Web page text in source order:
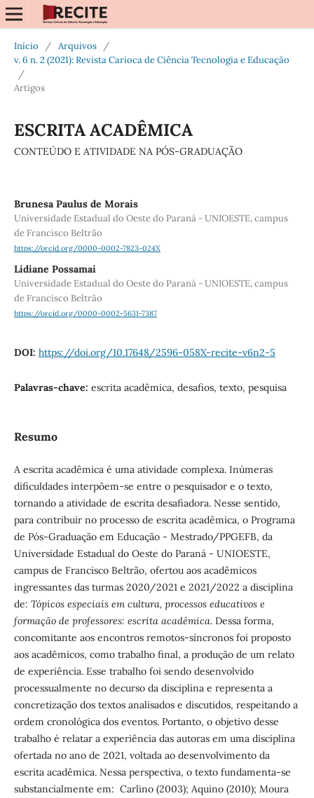
Início / Arquivos
/
v. 6 n. 2 (2021): Revista Carioca de Ciência Tecnologia e Educação
/
Artigos
ESCRITA ACADÊMICA
CONTEÚDO E ATIVIDADE NA PÓS-GRADUAÇÃO
Brunesa Paulus de Morais
Universidade Estadual do Oeste do Paraná - UNIOESTE, campus
de Francisco Beltrão
https://orcid.org/0000-0002-7823-024X
Lidiane Possamai
Universidade Estadual do Oeste do Paraná - UNIOESTE, campus
de Francisco Beltrão
https://orcid.org/0000-0002-5631-7387
DOI: https://doi.org/10.17648/2596-058X-recite-v6n2-5
Palavras-chave: escrita acadêmica, desafios, texto, pesquisa
Resumo
A escrita acadêmica é uma atividade complexa. Inúmeras
dificuldades interpõem-se entre o pesquisador e o texto,
tornando a atividade de escrita desafiadora. Nesse sentido,
para contribuir no processo de escrita acadêmica, o Programa
de Pós-Graduação em Educação - Mestrado/PPGEFB, da
Universidade Estadual do Oeste do Paraná - UNIOESTE,
campus de Francisco Beltrão, ofertou aos acadêmicos
ingressantes das turmas 2020/2021 e 2021/2022 a disciplina
de: Tópicos especiais em cultura, processos educativos e
formação de professores: escrita acadêmica. Dessa forma,
concomitante aos encontros remotos-síncronos foi proposto
aos acadêmicos, como trabalho final, a produção de um relato
de experiência. Esse trabalho foi sendo desenvolvido
processualmente no decurso da disciplina e representa a
concretização dos textos analisados e discutidos, respeitando a
ordem cronológica dos eventos. Portanto, o objetivo desse
trabalho é relatar a experiência das autoras em uma disciplina
ofertada no ano de 2021, voltada ao desenvolvimento da
escrita acadêmica. Nessa perspectiva, o texto fundamenta-se
substancialmente em: Carlino (2003); Aquino (2010); Moura